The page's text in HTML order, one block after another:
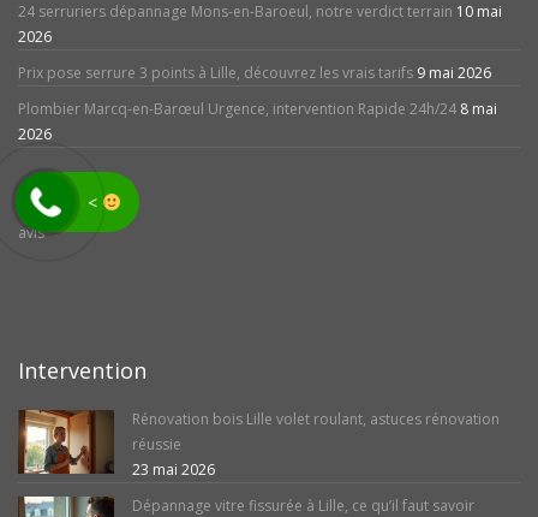
24 serruriers dépannage Mons-en-Baroeul, notre verdict terrain 10 mai
2026
Prix pose serrure 3 points à Lille, découvrez les vrais tarifs 9 mai 2026
Plombier Marcq-en-Barœul Urgence, intervention Rapide 24h/24 8 mai
2026
avis
Intervention
Rénovation bois Lille volet roulant, astuces rénovation
réussie
23 mai 2026
Dépannage vitre fissurée à Lille, ce qu’il faut savoir
<